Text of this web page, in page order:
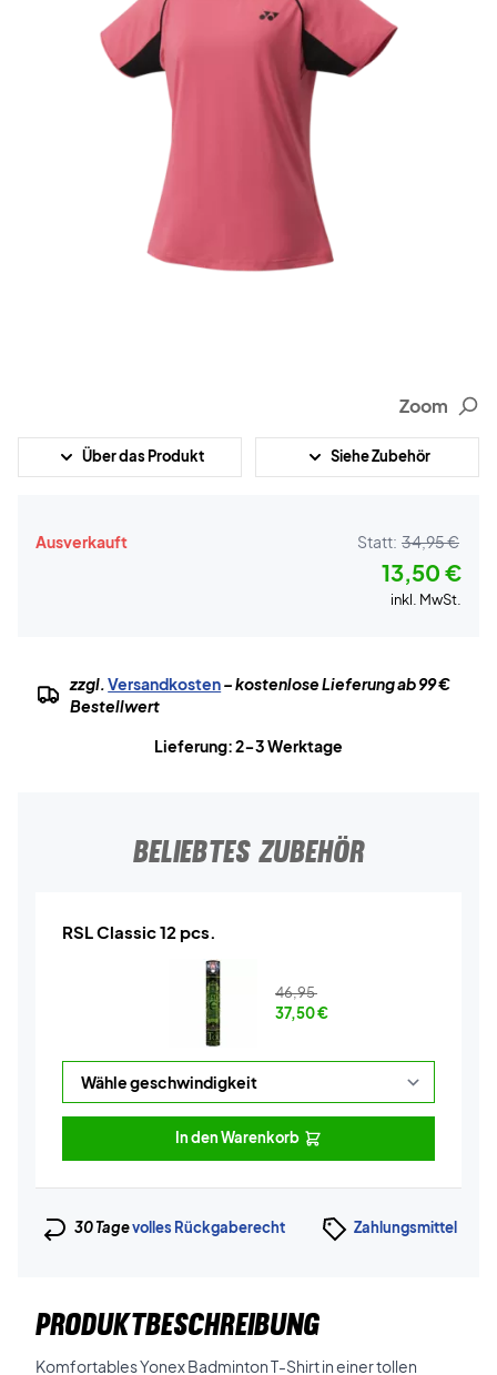
Zoom
Über das Produkt Siehe Zubehör
Ausverkauft Statt: 34,95 €
13,50 €
inkl. MwSt.
zzgl.Versandkosten– kostenlose Lieferung ab 99 €
Bestellwert
Lieferung: 2-3 Werktage
BELIEBTES ZUBEHÖR
RSL Classic 12 pcs.
46,95
37,50€
In den Warenkorb
30 Tagevolles Rückgaberecht Zahlungsmittel
PRODUKTBESCHREIBUNG
Komfortables Yonex Badminton T-Shirt in einer tollen